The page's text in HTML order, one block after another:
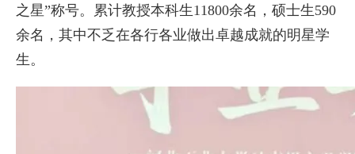
之星”称号。累计教授本科生11800余名，硕士生590
余名，其中不乏在各行各业做出卓越成就的明星学
生。